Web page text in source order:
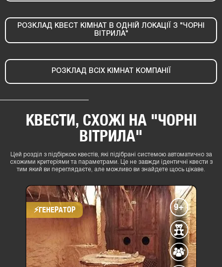
РОЗКЛАД КВЕСТ КІМНАТ В ОДНІЙ ЛОКАЦІЇ З "ЧОРНІ
ВІТРИЛА"
РОЗКЛАД ВСІХ КІМНАТ КОМПАНІЇ
КВЕСТИ, СХОЖІ НА "ЧОРНІ
ВІТРИЛА"
Цей розділ з підбіркою квестів, які підібрані системою автоматично за
схожими критеріями та параметрами. Це не завжди ідентичні квести з
тим який ви переглядаєте, але можливо ви знайдете щось цікаве.
⚡​ГЕНЕРАТОР 9+